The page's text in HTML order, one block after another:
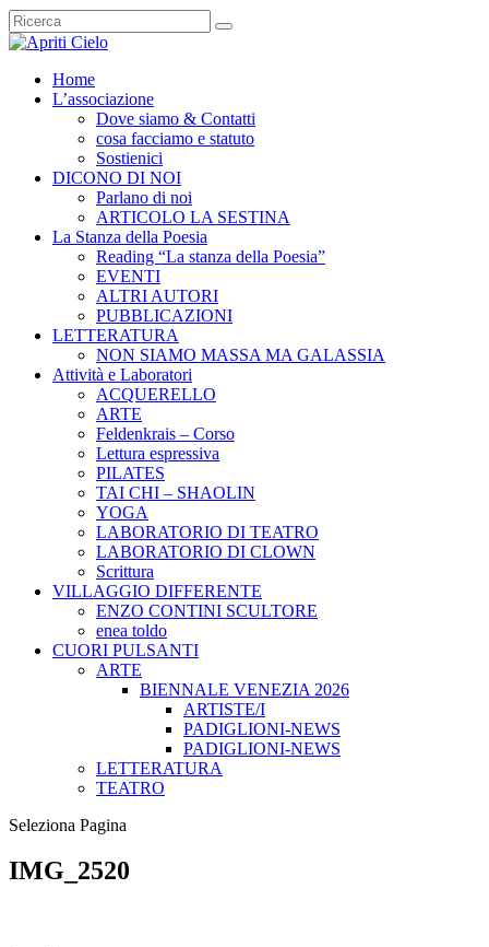
Home
L’associazione
Dove siamo & Contatti
cosa facciamo e statuto
Sostienici
DICONO DI NOI
Parlano di noi
ARTICOLO LA SESTINA
La Stanza della Poesia
Reading “La stanza della Poesia”
EVENTI
ALTRI AUTORI
PUBBLICAZIONI
LETTERATURA
NON SIAMO MASSA MA GALASSIA
Attività e Laboratori
ACQUERELLO
ARTE
Feldenkrais – Corso
Lettura espressiva
PILATES
TAI CHI – SHAOLIN
YOGA
LABORATORIO DI TEATRO
LABORATORIO DI CLOWN
Scrittura
VILLAGGIO DIFFERENTE
ENZO CONTINI SCULTORE
enea toldo
CUORI PULSANTI
ARTE
BIENNALE VENEZIA 2026
ARTISTE/I
PADIGLIONI-NEWS
PADIGLIONI-NEWS
LETTERATURA
TEATRO
Seleziona Pagina
IMG_2520